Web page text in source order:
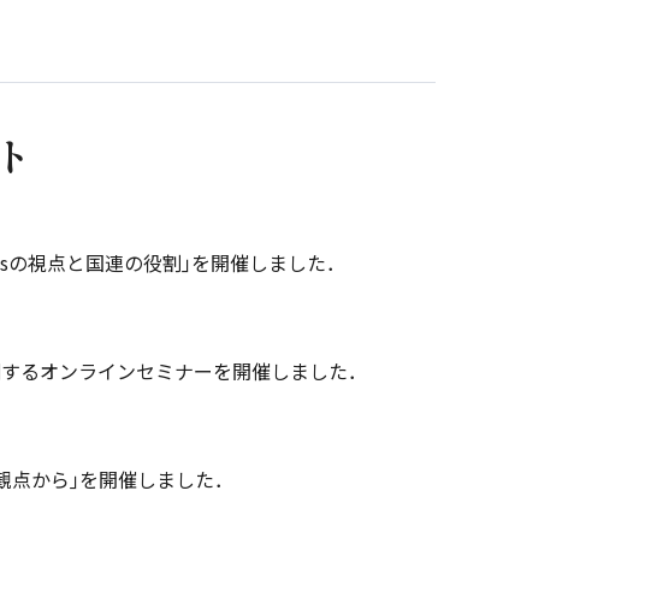
視点と国連の役割｣を開催しました．
オンラインセミナーを開催しました．
から｣を開催しました．